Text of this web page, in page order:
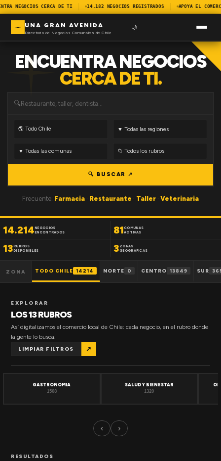
NEGOCIOS CERCA DE TI 14.182 NEGOCIOS REGISTRADOS APOYA EL
UNA GRAN AVENIDA
Directorio de Negocios Comunales de Chile
🌙
ENCUENTRA NEGOCIOS
CERCA DE TI.
🔍
🔍 BUSCAR ↗
Frecuente: Farmacia · Restaurante · Taller · Veterinaria
14.214NEGOCIOS
ENCONTRADOS
81 COMUNAS
ACTIVAS
13RUBROS
DISPONIBLES
3 ZONAS
GEOGRAFICAS
ZONA TODO CHILE 14214 NORTE 0 CENTRO 13849 SUR
EXPLORAR
LOS 13 RUBROS
Así digitalizamos el comercio local de Chile: cada negocio, en el rubro donde
la gente lo busca.
LIMPIAR FILTROS ↗
GASTRONOMIA
1508
SALUD Y BIENESTAR
1320
‹ ›
RESULTADOS